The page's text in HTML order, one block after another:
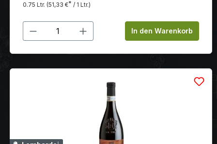
Weinen, die Barbaresco weltweit definiert haben.
geschmackvollen Abgang. Ein weiteres Jahr der
Flaschenreifung verleiht dem Wein eine ideale
Ausgewogenheit seiner natürlichen Robustheit.
0.75 Ltr. (51,33 €* / 1 Ltr.)
Produkt Anzahl: Gib denIn den Warenkorb